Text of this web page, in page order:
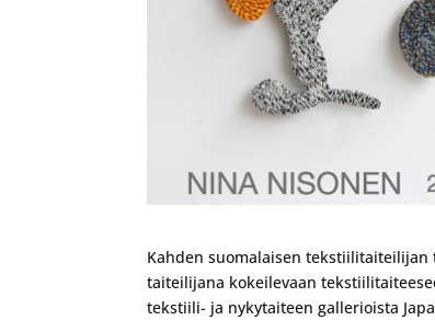
Kahden suomalaisen tekstiilitaiteilijan
taiteilijana kokeilevaan
tekstiili- ja nykytaiteen gallerioista